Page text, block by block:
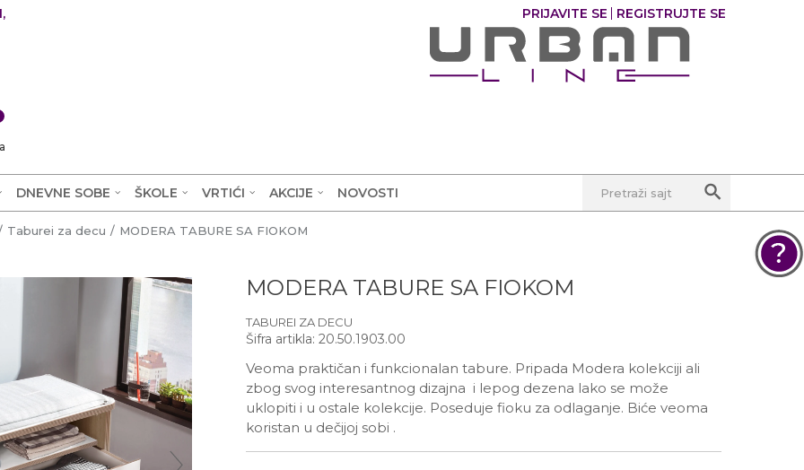
PRIJAVITE SE REGISTRUJTE SE
DNEVNE SOBE ŠKOLE VRTIĆI AKCIJE NOVOSTI Pretraži sajt
Taburei za decu MODERA TABURE SA FIOKOM
MODERA TABURE SA FIOKOM
TABUREI ZA DECU
Šifra artikla: 20.50.1903.00
Veoma praktičan i funkcionalan tabure. Pripada Modera kolekciji ali
zbog svog interesantnog dizajna i lepog dezena lako se može
uklopiti i u ostale kolekcije. Poseduje fioku za odlaganje. Biće veoma
koristan u dečijoj sobi .
381 11 245 18 52
381 64 218 96 52
Radno vreme
Subotom od 10:00 do